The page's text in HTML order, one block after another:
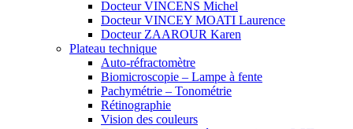
Docteur VINCENS Michel
Docteur VINCEY MOATI Laurence
Docteur ZAAROUR Karen
Plateau technique
Auto-réfractomètre
Biomicroscopie – Lampe à fente
Pachymétrie – Tonométrie
Rétinographie
Vision des couleurs